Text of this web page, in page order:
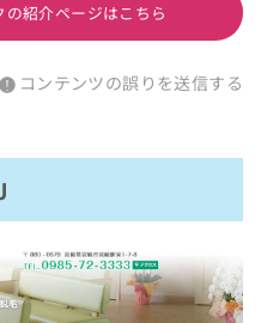
紹介ページはこちら
コンテンツの誤りを送信する